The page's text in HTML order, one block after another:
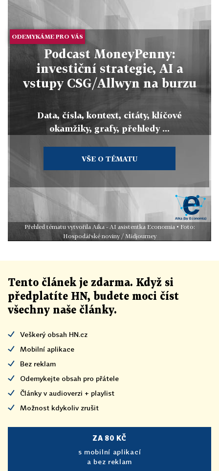
ODEMYKÁME PRO VÁS
Podcast MoneyPenny:
investiční strategie, AI a
vstupy CSG/Allwyn na burzu
Data, čísla, kontext, citáty, klíčové
okamžiky, grafy, přehledy ...
VŠE O TÉMATU
Přehled tématu vytvořila Aika - AI asistentka Economia • Foto:
Hospodářské noviny / Midjourney
Tento článek je zdarma. Když si
předplatíte HN, budete moci číst
všechny naše články.
Veškerý obsah HN.cz
Mobilní aplikace
Bez reklam
Odemykejte obsah pro přátele
Články v audioverzi + playlist
Možnost kdykoliv zrušit
ZA 80 KČ
s mobilní aplikací
a bez reklam